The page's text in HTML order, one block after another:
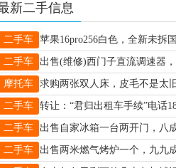
新二手信息
二手车
二手车
摩托车
二手车
二手车
二手车